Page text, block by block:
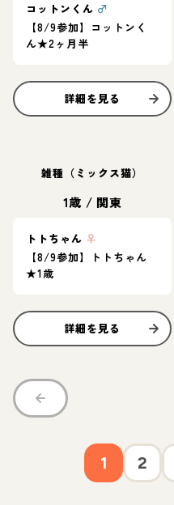
コットンくん ♂
【8/9参加】コットンく
ん★2ヶ月半
詳細を見る
雑種（ミックス猫）
1歳 / 関東
トトちゃん ♀
【8/9参加】トトちゃん
★1歳
詳細を見る
1 2